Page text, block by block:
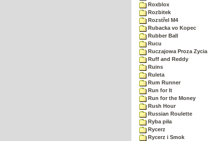
Roxblox
Rozbitek
Rozstřel M4
Rubacka vo Kopec
Rubber Ball
Rucu
Ruczajowa Proza Zycia
Ruff and Reddy
Ruins
Ruleta
Rum Runner
Run for It
Run for the Money
Rush Hour
Russian Roulette
Ryba piła
Rycerz
Rycerz i Smok